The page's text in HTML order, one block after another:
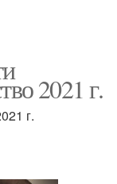
2021 г.
г.